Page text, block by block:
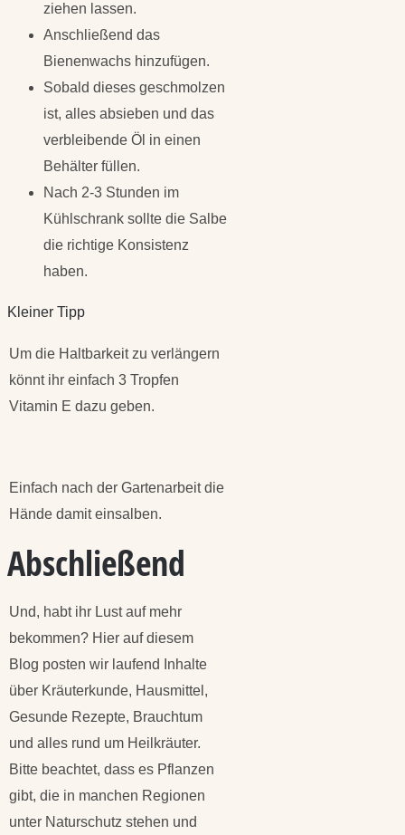
ziehen lassen.
Anschließend das
Bienenwachs hinzufügen.
Sobald dieses geschmolzen
ist, alles absieben und das
verbleibende Öl in einen
Behälter füllen.
Nach 2-3 Stunden im
Kühlschrank sollte die Salbe
die richtige Konsistenz
haben.
Kleiner Tipp
Um die Haltbarkeit zu verlängern
könnt ihr einfach 3 Tropfen
Vitamin E dazu geben.
Einfach nach der Gartenarbeit die
Hände damit einsalben.
Abschließend
Und, habt ihr Lust auf mehr
bekommen? Hier auf diesem
Blog posten wir laufend Inhalte
über Kräuterkunde, Hausmittel,
Gesunde Rezepte, Brauchtum
und alles rund um Heilkräuter.
Bitte beachtet, dass es Pflanzen
gibt, die in manchen Regionen
unter Naturschutz stehen und